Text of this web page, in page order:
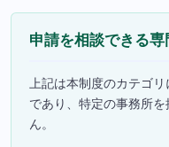
申請を相談できる専
上記は本制度のカテゴ
であり、特定の事務所
ん。